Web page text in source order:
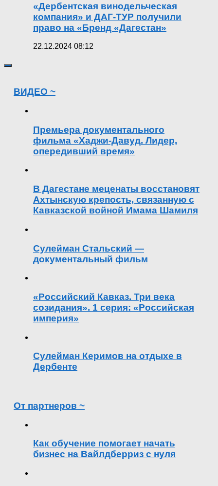
«Дербентская винодельческая
компания» и ДАГ-ТУР получили
право на «Бренд «Дагестан»
22.12.2024 08:12
ВИДЕО ~
Премьера документального
фильма «Хаджи-Давуд. Лидер,
опередивший время»
В Дагестане меценаты восстановят
Ахтынскую крепость, связанную с
Кавказской войной Имама Шамиля
Сулейман Стальский —
документальный фильм
«Российский Кавказ. Три века
созидания». 1 серия: «Российская
империя»
Сулейман Керимов на отдыхе в
Дербенте
От партнеров ~
Как обучение помогает начать
бизнес на Вайлдберриз с нуля